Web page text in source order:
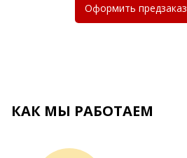
Оформить предзаказ
КАК МЫ РАБОТАЕМ